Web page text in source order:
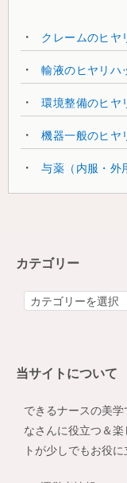
クレームのヒヤ
輸液のヒヤリハ
環境整備のヒヤ
機器一般のヒヤ
与薬（内服・外
カテゴリー
カ
ー
当サイトについて
できるナースの美
なさんに役立つ＆
トが少しでもお役に